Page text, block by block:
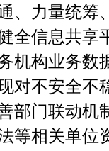
、力量统筹
全信息共享
机构业务数
对不安全不
部门联动
等相关单位